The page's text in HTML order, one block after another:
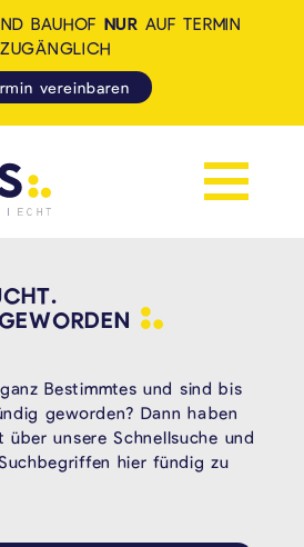
Navigation
BAUHOF NUR AUF TERMIN
ZUGÄNGLICH
vereinbaren
Bestimmtes und sind bis
geworden? Dann haben
über unsere Schnellsuche und
hier fündig zu